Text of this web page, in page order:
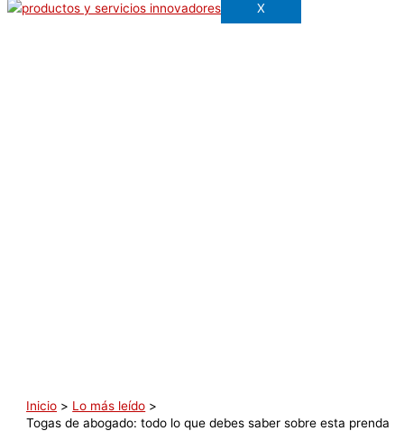
X
Inicio
Lo más leído
Togas de abogado: todo lo que debes saber sobre esta prenda